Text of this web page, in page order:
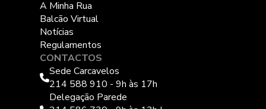
A Minha Rua
Balcão Virtual
Notícias
Regulamentos
CONTACTOS
Sede Carcavelos
214 588 910 - 9h às 17h
Delegação Parede